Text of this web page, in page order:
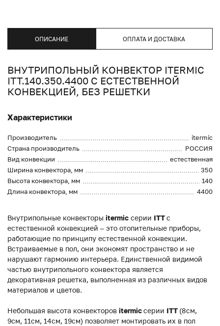
ОПИСАНИЕ ОПЛАТА И ДОСТАВКА
ВНУТРИПОЛЬНЫЙ КОНВЕКТОР ITERMIC
ITT.140.350.4400 С ЕСТЕСТВЕННОЙ
КОНВЕКЦИЕЙ, БЕЗ РЕШЕТКИ
Характеристики
Производитель
itermic
Страна производитель
РОССИЯ
Вид конвекции
естественная
Ширина конвектора, мм
350
Высота конвектора, мм
140
Длина конвектора, мм
4400
Внутрипольные конвекторы itermic серии ITTс
естественной конвекцией – это отопительные приборы,
работающие по принципу естественной конвекции.
Встраиваемые в пол, они экономят пространство и не
нарушают гармонию интерьера. Единственной видимой
частью внутрипольного конвектора является
декоративная решетка, выполненная из различных видов
материалов и цветов.
Небольшая высота конвекторов itermicсерии ITT (8см,
9см, 11см, 14см, 19см) позволяет монтировать их в пол